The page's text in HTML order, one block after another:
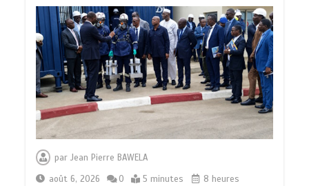
parJean Pierre BAWELA
août 6, 2026
0 5 minutes 8 heures